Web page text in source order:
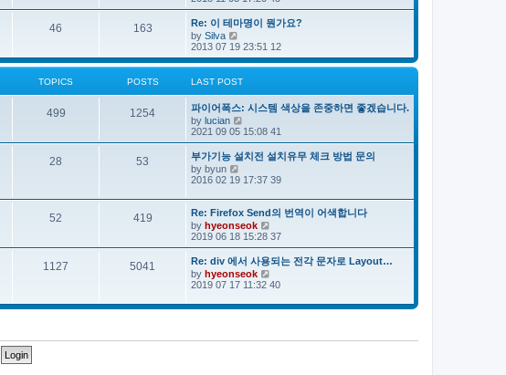
s
t
e
s
p
s
e
w
h
e
l
e
s
p
s
t
46 163
Re: 이 테마명이 뭔가요?
by Silva
i
e
w
t
l
a
t
e
s
p
s
t
2013 07 19 23:51 12
TOPICS POSTS LAST POST
499 1254
파이어폭스: 시스템 색상을 존중하면 좋겠습니다.
by lucian
i
e
w
t
h
e
a
t
e
s
t
p
o
s
2021 09 05 15:08 41
28 53
부가기능 설치전 설치유무 체크 방법 문의
by byun
i
w
t
h
e
a
t
e
s
p
t
2016 02 19 17:37 39
52 419
Re: Firefox Send의 번역이 어색합니다
by hyeonseok
i
e
w
t
h
e
a
s
2019 06 18 15:28 37
1127 5041
Re: div 에서 사용되는 전각 문자로 Layout…
by hyeonseok
i
w
e
2019 07 17 11:32 40